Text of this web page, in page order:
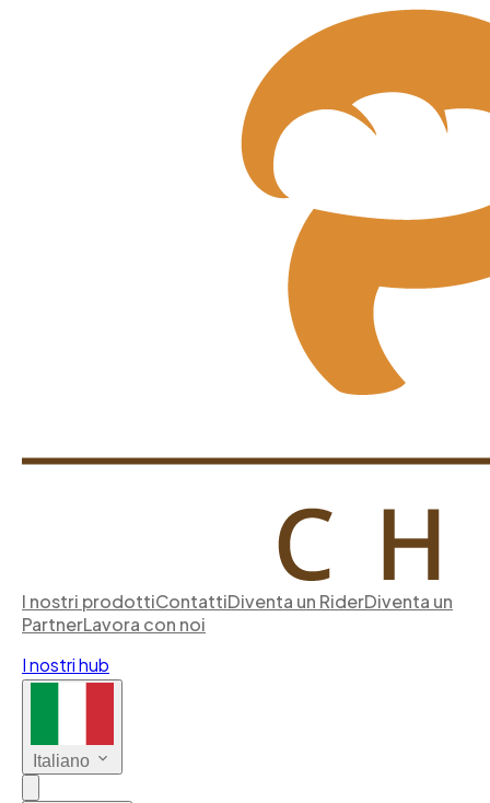
I nostri prodottiContattiDiventa un RiderDiventa un
PartnerLavora con noi
I nostri hub
Italiano